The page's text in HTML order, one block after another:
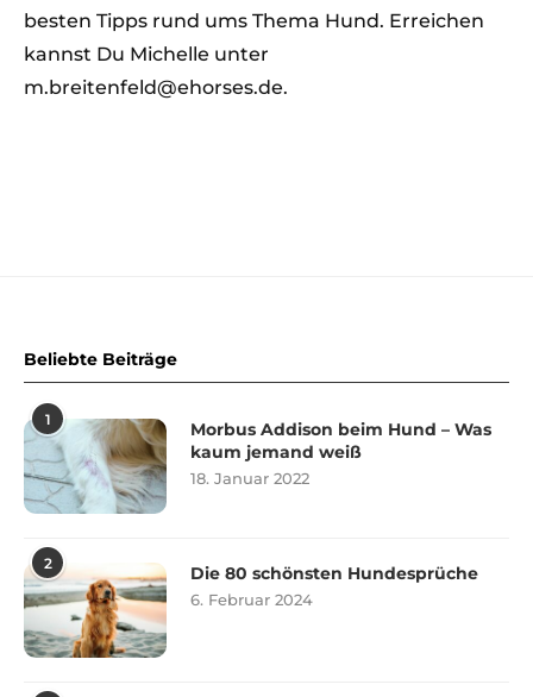
besten Tipps rund ums Thema Hund. Erreichen
kannst Du Michelle unter
m.breitenfeld@ehorses.de.
Beliebte Beiträge
1
Morbus Addison beim Hund – Was
kaum jemand weiß
18. Januar 2022
2 Die 80 schönsten Hundesprüche
6. Februar 2024